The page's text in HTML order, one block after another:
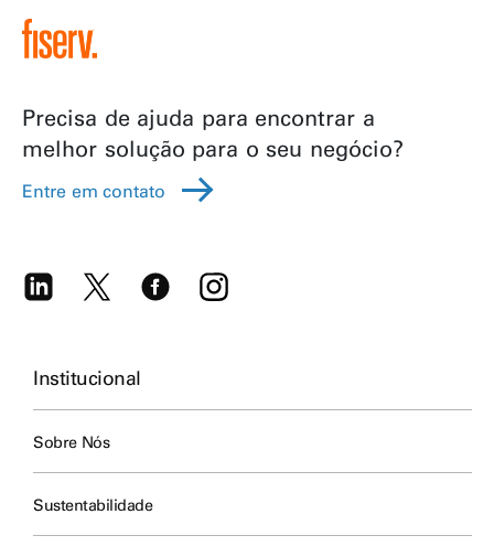
Precisa de ajuda para encontrar a
melhor solução para o seu negócio?
Entre em contato
Institucional
Sobre Nós
Sustentabilidade